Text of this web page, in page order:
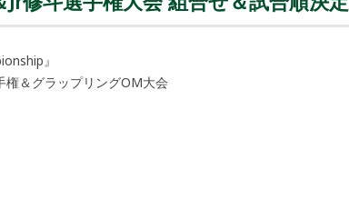
』
＆グラップリングOM大会